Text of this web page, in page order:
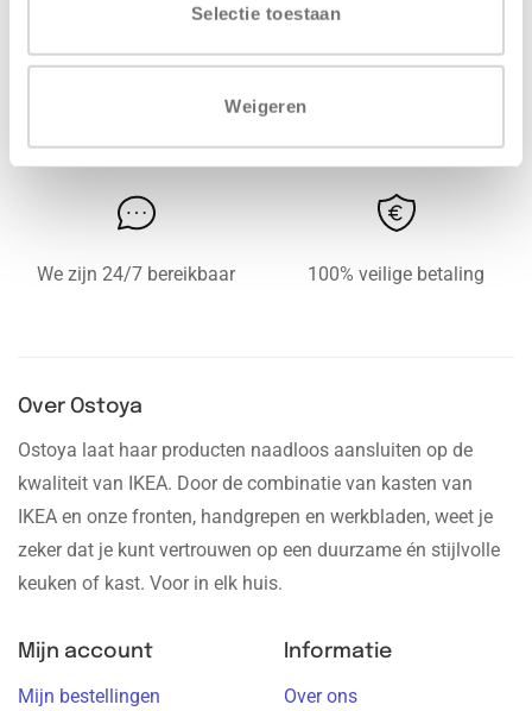
Selectie toestaan
Weigeren
Gratis levering vanaf € 750,-
Gratis retour binnen 14
dagen*
We zijn 24/7 bereikbaar 100% veilige betaling
Over Ostoya
Ostoya laat haar producten naadloos aansluiten op de
kwaliteit van IKEA. Door de combinatie van kasten van
IKEA en onze fronten, handgrepen en werkbladen, weet je
zeker dat je kunt vertrouwen op een duurzame én stijlvolle
keuken of kast. Voor in elk huis.
Mijn account
Mijn bestellingen
Informatie
Over ons